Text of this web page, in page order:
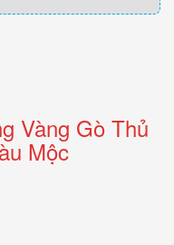
Vàng Gò Thủ
Mộc